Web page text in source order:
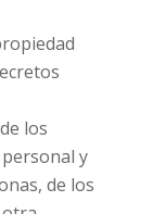
los
y
de los